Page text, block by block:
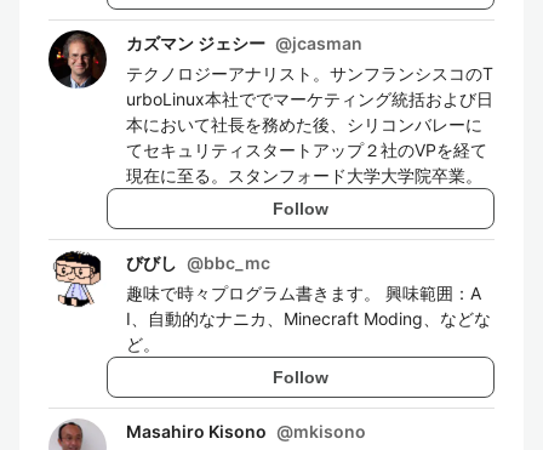
カズマン ジェシー @jcasman
テクノロジーアナリスト。サンフランシスコのT
urboLinux本社ででマーケティング統括および日
本において社長を務めた後、シリコンバレーに
てセキュリティスタートアップ２社のVPを経て
現在に至る。スタンフォード大学大学院卒業。
Follow
びびし @bbc_mc
趣味で時々プログラム書きます。 興味範囲：A
I、自動的なナニカ、Minecraft Moding、などな
ど。
Follow
Masahiro Kisono @mkisono